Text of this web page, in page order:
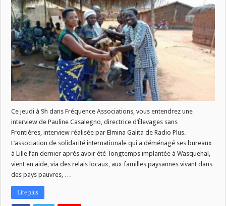
JUIN
À
9H
DANS
FRÉQUENCE
ASSOCIATIONS
:
ÉLEVAGES
SANS
FRONTIÈRES
Ce jeudi à 9h dans Fréquence Associations, vous entendrez une
interview de Pauline Casalegno, directrice d’Élevages sans
Frontières, interview réalisée par Elmina Galita de Radio Plus.
L’association de solidarité internationale qui a déménagé ses bureaux
à Lille l’an dernier après avoir été longtemps implantée à Wasquehal,
vient en aide, via des relais locaux, aux familles paysannes vivant dans
des pays pauvres, …
Lire plus